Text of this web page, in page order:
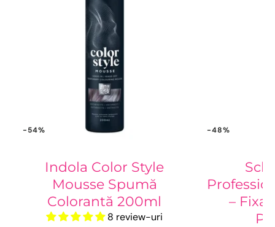
-54%
Indola Color Style
Mousse Spumă
Colorantă 200ml
8 review-uri
-48%
–